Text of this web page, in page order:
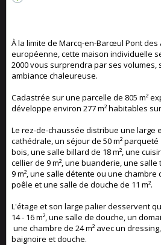
À la limite de Marcq-en-Barœul Pont des
européenne, cette maison individuelle
2000 vous surprendra par ses volumes,
ambiance chaleureuse.
Cadastrée sur une parcelle de 805 m²
développe environ 277 m² habitables
Le rez-de-chaussée distribue une large
cathédrale, un séjour de 50 m²
bois, une salle billard de 18 m², une
cellier de 9 m², une buanderie, une salle
9 m², une salle détente ou une chambre
poêle et une salle de douche de 11 m².
L'étage et son large palier desservent
14 - 16 m², une salle de douche, un
une chambre de 24 m² avec un
baignoire et douche.